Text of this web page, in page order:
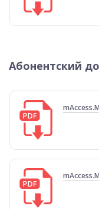
Абонентский